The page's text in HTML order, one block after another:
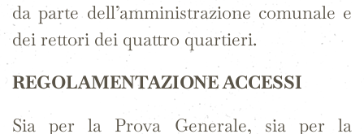
da parte dell’amministrazione comunale e
dei rettori dei quattro quartieri.
REGOLAMENTAZIONE ACCESSI
Sia per la Prova Generale, sia per la